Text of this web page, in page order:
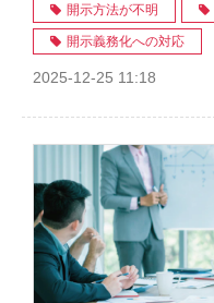
開示方法が不明
開示義務化への対応
2025-12-25 11:18